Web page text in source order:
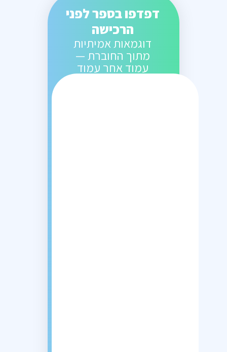
דפדפו בספר לפני
הרכישה
דוגמאות אמיתיות
מתוך החוברת —
עמוד אחר עמוד